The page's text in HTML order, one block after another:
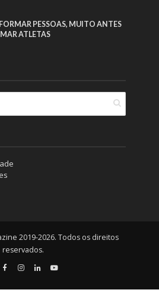
PESSOAS, MUITO ANTES
ATLETAS
2019-2026. Todos os direitos
reservados.